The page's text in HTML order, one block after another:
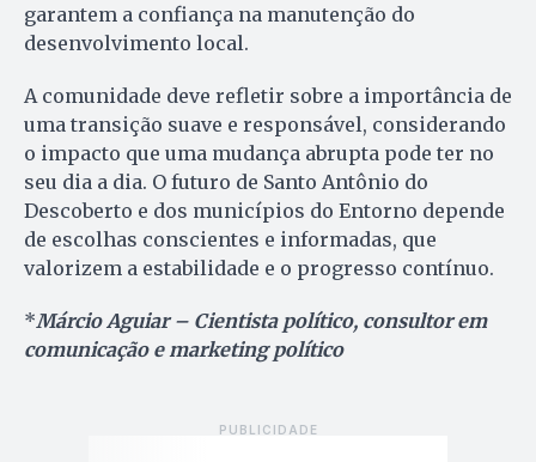
garantem a confiança na manutenção do
desenvolvimento local.
A comunidade deve refletir sobre a importância de
uma transição suave e responsável, considerando
o impacto que uma mudança abrupta pode ter no
seu dia a dia. O futuro de Santo Antônio do
Descoberto e dos municípios do Entorno depende
de escolhas conscientes e informadas, que
valorizem a estabilidade e o progresso contínuo.
*Márcio Aguiar – Cientista político, consultor em
comunicação e marketing político